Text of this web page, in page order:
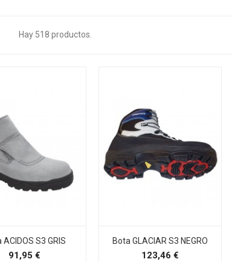
Hay 518 productos.
ACIDOS S3 GRIS
91,95 €
Bota GLACIAR S3 NEGRO
123,46 €Precio